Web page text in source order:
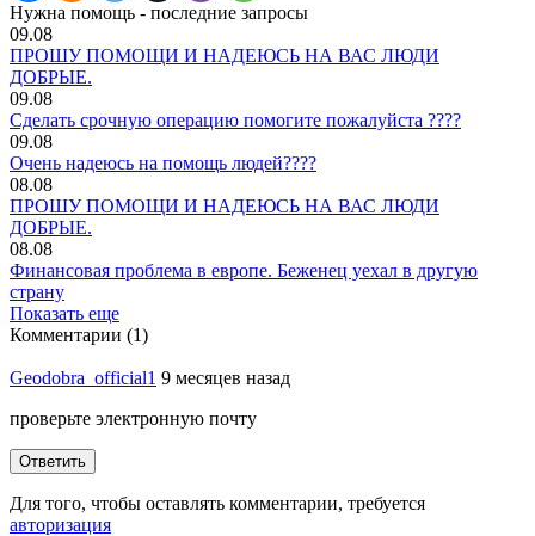
Нужна помощь - последние запросы
09.08
ПРОШУ ПОМОЩИ И НАДЕЮСЬ НА ВАС ЛЮДИ
ДОБРЫЕ.
09.08
Сделать срочную операцию помогите пожалуйста ????
09.08
Очень надеюсь на помощь людей????
08.08
ПРОШУ ПОМОЩИ И НАДЕЮСЬ НА ВАС ЛЮДИ
ДОБРЫЕ.
08.08
Финансовая проблема в европе. Беженец уехал в другую
страну
Показать еще
Комментарии (1)
Geodobra_official1 9 месяцев назад
проверьте электронную почту
Ответить
Для того, чтобы оставлять комментарии, требуется
авторизация